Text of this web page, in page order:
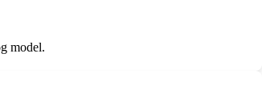
model.